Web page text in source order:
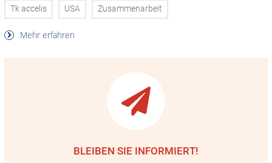
Tk accelis USA Zusammenarbeit
Mehr erfahren
BLEIBEN SIE INFORMIERT!